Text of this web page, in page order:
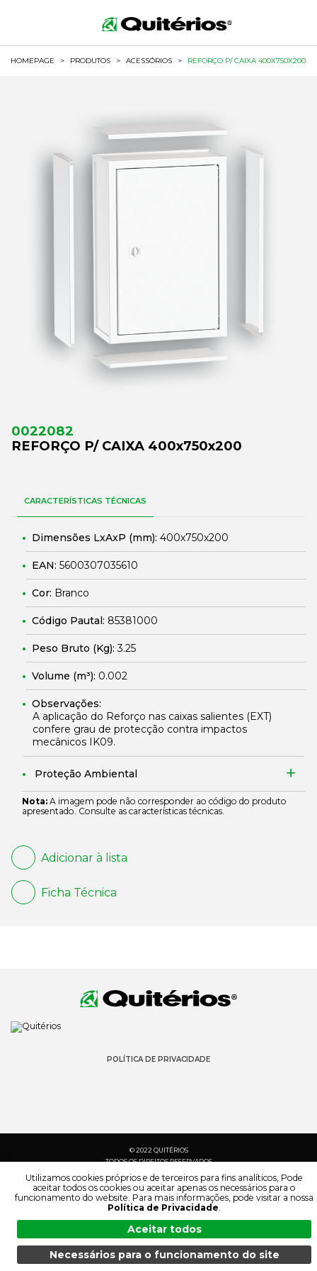
HOMEPAGE > PRODUTOS > ACESSÓRIOS > REFORÇO P/ CAIXA 400X750X200
0022082
REFORÇO P/ CAIXA 400x750x200
CARACTERÍSTICAS TÉCNICAS
Dimensões LxAxP (mm): 400x750x200
EAN: 5600307035610
Cor: Branco
Código Pautal: 85381000
Peso Bruto (Kg):3.25
Volume (m³): 0.002
Observações:
A aplicação do Reforço nas caixas salientes (EXT)
confere grau de protecção contra impactos
mecânicos IK09.
Proteção Ambiental
Nota: A imagem pode não corresponder ao código do produto
apresentado. Consulte as características técnicas.
Adicionar à lista
Ficha Técnica
POLÍTICA DE PRIVACIDADE
© 2022 QUITÉRIOS
TODOS OS DIREITOS RESERVADOS
MENU PESQUISA PRODUTOS PT
Utilizamos cookies próprios e de terceiros para fins analíticos, Pode
aceitar todos os cookies ou aceitar apenas os necessários para o
funcionamento do website. Para mais informações, pode visitar a nossa
Política de Privacidade.
Aceitar todos
Necessários para o funcionamento do site